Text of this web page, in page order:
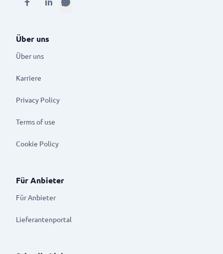
Über uns
Über uns
Karriere
Privacy Policy
Terms of use
Cookie Policy
Für Anbieter
Für Anbieter
Lieferantenportal